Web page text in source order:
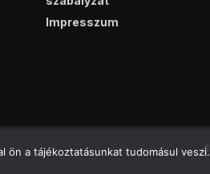
Impresszum
ön a tájékoztatásunkat tudomásul veszi.